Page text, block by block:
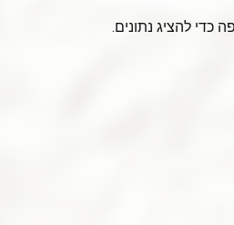
להציג נתונים.